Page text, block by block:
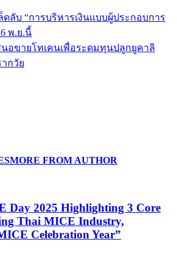
ดลับ “การบริหารเงินแบบผู้ประกอบการ
พ.ย.นี้
สนอขายโทเคนเพื่อระดมทุนปลูกยูคาลิ
กวัย
MORE FROM AUTHOR
Day 2025 Highlighting 3 Core
Thai MICE Industry,
Celebration Year”